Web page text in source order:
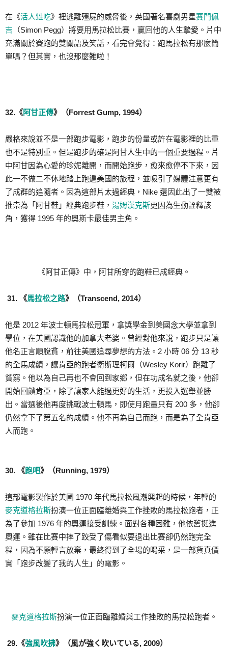
在《活人甡吃》裡逃離殭屍的威脅後，英國著名喜劇男星賽門佩
吉 （Simon Pegg）將要用馬拉松比賽，贏回他的人生摯愛。片中
充滿關於賽跑的雙關語及笑話，看完會覺得：跑馬拉松有那麼簡
單嗎？但其實，也沒那麼難啦！
32.《阿甘正傳》（Forrest Gump, 1994）
嚴格來說並不是一部跑步電影，跑步的份量或許在電影裡的比重
也不是特別重。但是跑步的確是阿甘人生中的一個重要過程。片
中阿甘因為心愛的珍妮離開，而開始跑步，愈來愈停不下來，因
此一不做二不休地踏上跑遍美國的旅程，並吸引了媒體注意更有
了成群的追隨者。因為這部片太過經典，Nike 還因此出了一雙被
推崇為「阿甘鞋」經典跑步鞋， 湯姆漢克斯更因為生動詮釋該
角，獲得 1995 年的奧斯卡最佳男主角。
《阿甘正傳》中，阿甘所穿的跑鞋已成經典。
31. 《馬拉松之路》（Transcend, 2014）
他是 2012 年波士頓馬拉松冠軍，拿獎學金到美國念大學並拿到
學位，在美國認識他的加拿大老婆。曾經對他來說，跑步只是讓
他名正言順脫貧，前往美國追尋夢想的方法。2 小時 06 分 13 秒
的全馬成績，讓肯亞的跑者衛斯理柯爾（Wesley Korir）跑離了
貧窮。他以為自己再也不會回到家鄉，但在功成名就之後，他卻
開始回饋肯亞，除了讓家人能過更好的生活，更投入選舉並勝
出。當選後他再度挑戰波士頓馬，即使月跑量只有 200 多，他卻
仍然拿下了第五名的成績。他不再為自己而跑，而是為了全肯亞
人而跑。
30. 《跑吧》（Running, 1979）
這部電影製作於美國 1970 年代馬拉松風潮興起的時候，年輕的
麥克道格拉斯扮演一位正面臨離婚與工作挫敗的馬拉松跑者，正
為了參加 1976 年的奧運接受訓練。面對各種困難，他依舊挺進
奧運。雖在比賽中摔了跤受了傷看似要退出比賽卻仍然跑完全
程，因為不願輕言放棄，最終得到了全場的喝采，是一部貨真價
實「跑步改變了我的人生」的電影。
麥克道格拉斯扮演一位正面臨離婚與工作挫敗的馬拉松跑者。
29.《強風吹拂》（風が強く吹いている, 2009）